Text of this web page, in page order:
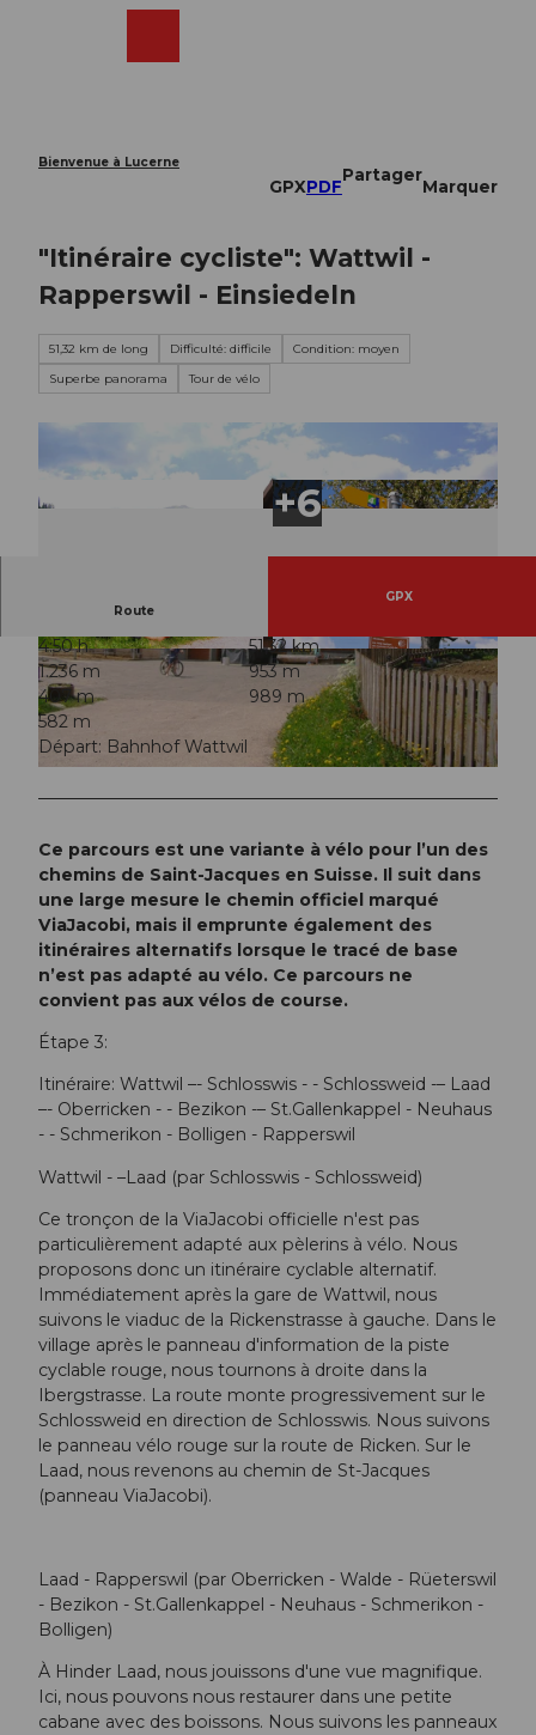
Bienvenue à Lucerne
GPXPDF
Partager
Marquer
"Itinéraire cycliste": Wattwil -
Rapperswil - Einsiedeln
51,32 km de long Difficulté: difficile
Condition: moyen
Superbe panorama
Tour de vélo
© Pilgerwege Schweiz © Pilgerwege Schweiz
Route
GPX
4:50 h
51,32 km
1.236 m
953 m
407 m
989 m
582 m
Départ: Bahnhof Wattwil
Ce parcours est une variante à vélo pour l’un des
chemins de Saint-Jacques en Suisse. Il suit dans
une large mesure le chemin officiel marqué
ViaJacobi, mais il emprunte également des
itinéraires alternatifs lorsque le tracé de base
n’est pas adapté au vélo. Ce parcours ne
convient pas aux vélos de course.
Étape 3:
Itinéraire: Wattwil –- Schlosswis - - Schlossweid -– Laad
–- Oberricken - - Bezikon -– St.Gallenkappel - Neuhaus
- - Schmerikon - Bolligen - Rapperswil
Wattwil - –Laad (par Schlosswis - Schlossweid)
Ce tronçon de la ViaJacobi officielle n'est pas
particulièrement adapté aux pèlerins à vélo. Nous
proposons donc un itinéraire cyclable alternatif.
Immédiatement après la gare de Wattwil, nous
suivons le viaduc de la Rickenstrasse à gauche. Dans le
village après le panneau d'information de la piste
cyclable rouge, nous tournons à droite dans la
Ibergstrasse. La route monte progressivement sur le
Schlossweid en direction de Schlosswis. Nous suivons
le panneau vélo rouge sur la route de Ricken. Sur le
Laad, nous revenons au chemin de St-Jacques
(panneau ViaJacobi).
Laad - Rapperswil (par Oberricken - Walde - Rüeterswil
- Bezikon - St.Gallenkappel - Neuhaus - Schmerikon -
Bolligen)
À Hinder Laad, nous jouissons d'une vue magnifique.
Ici, nous pouvons nous restaurer dans une petite
cabane avec des boissons. Nous suivons les panneaux